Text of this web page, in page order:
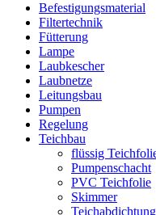
Befestigungsmaterial
Filtertechnik
Fütterung
Lampe
Laubkescher
Laubnetze
Leitungsbau
Pumpen
Regelung
Teichbau
flüssig
Pumpenschacht
PVC Teichfolie
Skimmer
Teichabdichtung